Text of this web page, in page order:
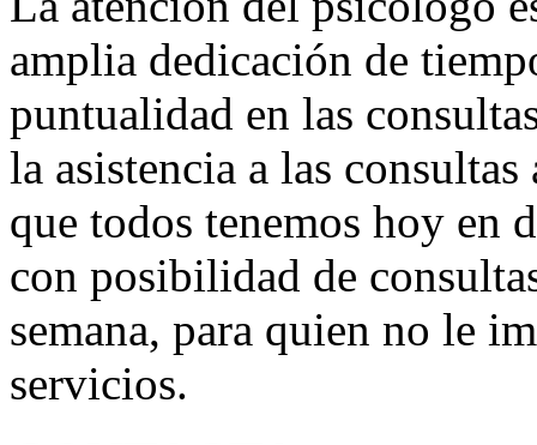
amplia dedicación de
puntualidad en las
la asistencia a las
que todos tenemos hoy en
con posibilidad de
semana, para quien no le
servicios.